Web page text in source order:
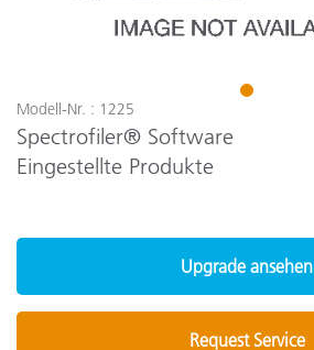
1
Modell-Nr. : 1225
Spectrofiler® Software
Eingestellte Produkte
Upgrade ansehen
Request Service